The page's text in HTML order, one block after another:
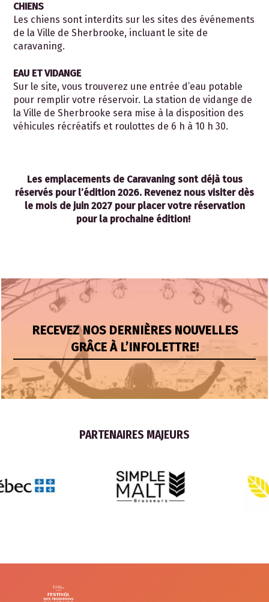
CHIENS
Les chiens sont interdits sur les sites des événements
de la Ville de Sherbrooke, incluant le site de
caravaning.
EAU ET VIDANGE
Sur le site, vous trouverez une entrée d’eau potable
pour remplir votre réservoir. La station de vidange de
la Ville de Sherbrooke sera mise à la disposition des
véhicules récréatifs et roulottes de 6 h à 10 h 30.
Les emplacements de Caravaning sont déjà tous
réservés pour l’édition 2026. Revenez nous visiter dès
le mois de juin 2027 pour placer votre réservation
pour la prochaine édition!
RECEVEZ NOS DERNIÈRES NOUVELLES
GRÂCE À L’INFOLETTRE!
PARTENAIRES MAJEURS